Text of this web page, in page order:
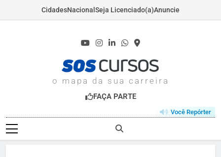
CidadesNacional Seja Licenciado(a)Anuncie
o mapa da sua carreira
FAÇA PARTE
Você Repórter